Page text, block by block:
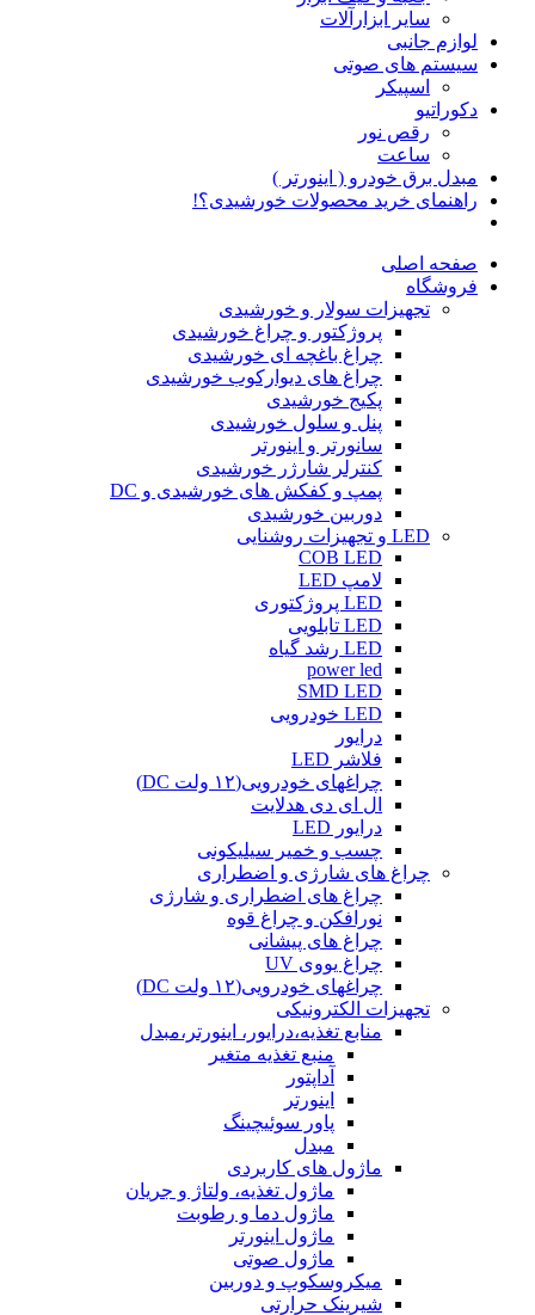
سایر ابزارآلات
لوازم جانبی
سیستم های صوتی
اسپیکر
دکوراتیو
رقص نور
ساعت
مبدل برق خودرو ( اینورتر )
راهنمای خرید محصولات خورشیدی؟!
صفحه اصلی
فروشگاه
تجهیزات سولار و خورشیدی
پروژکتور و چراغ خورشیدی
چراغ باغچه ای خورشیدی
چراغ های دیوارکوب خورشیدی
پکیج خورشیدی
پنل و سلول خورشیدی
سانورتر و اینورتر
کنترلر شارژر خورشیدی
پمپ و کفکش های خورشیدی و DC
دوربین خورشیدی
LED و تجهیزات روشنایی
COB LED
لامپ LED
LED پروژکتوری
LED تابلویی
LED رشد گیاه
power led
SMD LED
LED خودرویی
درایور
فلاشر LED
چراغهای خودرویی(۱۲ ولت DC)
ال ای دی هدلایت
درایور LED
چسب و خمیر سیلیکونی
چراغ های شارژی و اضطراری
چراغ های اضطراری و شارژی
نورافکن و چراغ قوه
چراغ های پیشانی
چراغ یووی UV
چراغهای خودرویی(۱۲ ولت DC)
تجهیزات الکترونیکی
منابع تغذیه،درایور، اینورتر،مبدل
منبع تغذیه متغیر
آداپتور
اینورتر
پاور سوئیچینگ
مبدل
ماژول های کاربردی
ماژول تغذیه، ولتاژ و جریان
ماژول دما و رطوبت
ماژول اینورتر
ماژول صوتی
میکروسکوپ و دوربین
شیرینک حرارتی